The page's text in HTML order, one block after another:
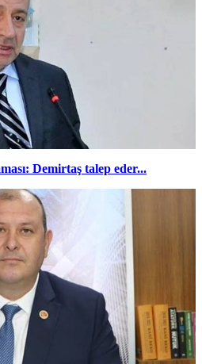
Demirtaş talep eder...